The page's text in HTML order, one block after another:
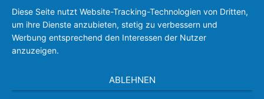
BDP – Presseausweis
Presse-PKW Schild
Zertifizierung
Diese Seite nutzt Website-Tracking-Technologien von Dritten,
um ihre Dienste anzubieten, stetig zu verbessern und
Werbung entsprechend den Interessen der Nutzer
anzuzeigen.
ABLEHNEN